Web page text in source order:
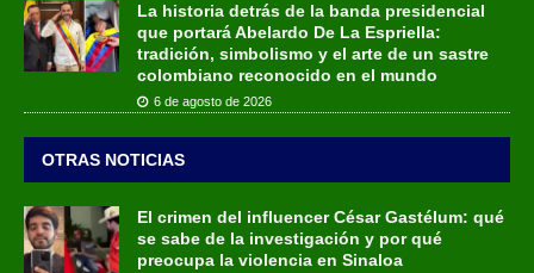
La historia detrás de la banda presidencial
que portará Abelardo De La Espriella:
tradición, simbolismo y el arte de un sastre
colombiano reconocido en el mundo
6 de agosto de 2026
OTRAS NOTICIAS
El crimen del influencer César Gastélum: qué
se sabe de la investigación y por qué
preocupa la violencia en Sinaloa